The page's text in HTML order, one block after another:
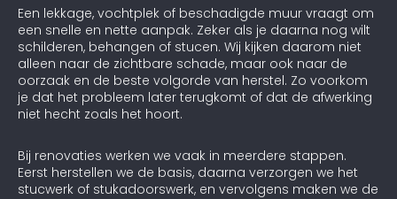
Een lekkage, vochtplek of beschadigde muur vraagt om
een snelle en nette aanpak. Zeker als je daarna nog wilt
schilderen, behangen of stucen. Wij kijken daarom niet
alleen naar de zichtbare schade, maar ook naar de
oorzaak en de beste volgorde van herstel. Zo voorkom
je dat het probleem later terugkomt of dat de afwerking
niet hecht zoals het hoort.
Bij renovaties werken we vaak in meerdere stappen.
Eerst herstellen we de basis, daarna verzorgen we het
stucwerk of stukadoorswerk, en vervolgens maken we de